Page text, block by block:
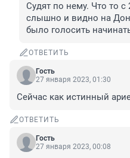
Судят по нему. Что то с
слышно и видно на
было голосить
ОТВЕТИТЬ
Гость
27 января 2023, 01:30
Сейчас как истинный
ОТВЕТИТЬ
Гость
27 января 2023, 00:08